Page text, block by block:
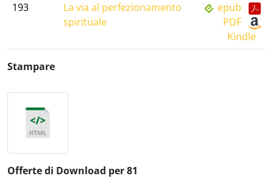
193
La via al perfezionamento
spirituale
epub
PDF
Kindle
Stampare
Offerte di Download per 81